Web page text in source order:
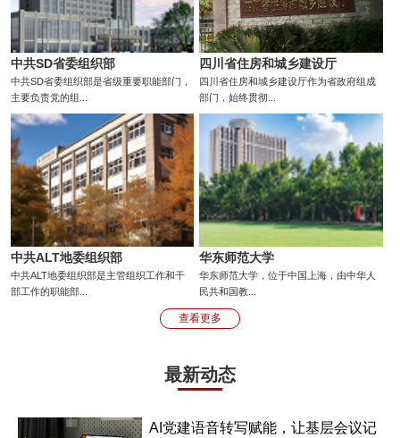
中共SD省委组织部
中共SD省委组织部是省级重要职能部门，
主要负责党的组...
四川省住房和城乡建设厅
四川省住房和城乡建设厅作为省政府组成
部门，始终贯彻...
中共ALT地委组织部
中共ALT地委组织部是主管组织工作和干
部工作的职能部...
华东师范大学
华东师范大学，位于中国上海，由中华人
民共和国教...
查看更多
最新动态
AI党建语音转写赋能，让基层会议记